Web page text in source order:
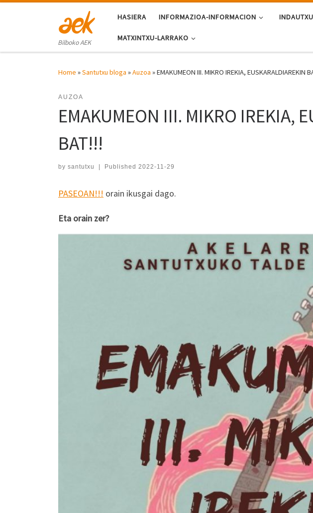
Bilboko AEK
HASIERA INFORMAZIOA-INFORMACION
MATXINTXU-LARRAKO
Home »Santutxu bloga »Auzoa »EMAKUMEON III. MIKRO IREKIA, EUSKARALDIAREKIN
AUZOA
EMAKUMEON III. MIKRO IREKIA,
BAT!!!
by santutxu Published 2022-11-29
PASEOAN!!! orain ikusgai dago.
Eta orain zer?